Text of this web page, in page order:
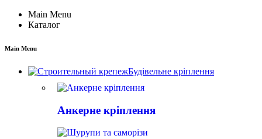
Main Menu
Каталог
Main Menu
Будівельне кріплення
Анкерне кріплення